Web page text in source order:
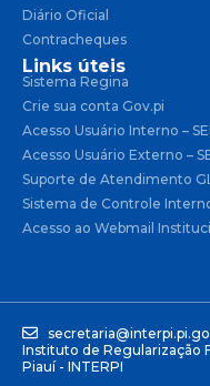
Diário Oficial
Contracheques
Links úteis
Sistema Regina
Crie sua conta Gov.pi
Acesso Usuário Interno – SEI
Acesso Usuário Externo –
Suporte de Atendimento
Sistema de Controle
Acesso ao Webmail
Instituto de Regularização
Piauí - INTERPI